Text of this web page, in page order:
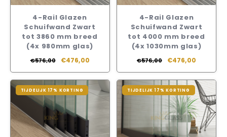
4-Rail Glazen
Schuifwand Zwart
tot 3860 mm breed
(4x 980mm glas)
€576,00 €476,00
4-Rail Glazen
Schuifwand Zwart
tot 4000 mm breed
(4x 1030mm glas)
€576,00 €476,00
TIJDELIJK 17% KORTING TIJDELIJK 17% KORTING